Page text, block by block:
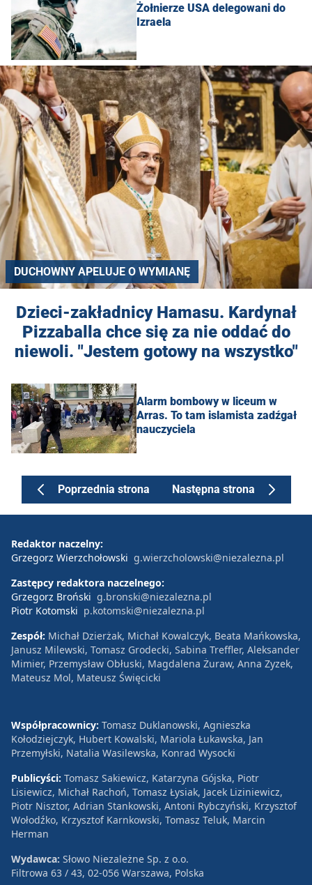
Żołnierze USA delegowani do
Izraela
DUCHOWNY APELUJE O WYMIANĘ
Dzieci-zakładnicy Hamasu. Kardynał
Pizzaballa chce się za nie oddać do
niewoli. "Jestem gotowy na wszystko"
Alarm bombowy w liceum w
Arras. To tam islamista zadźgał
nauczyciela
Poprzednia strona Następna strona
Redaktor naczelny:
Grzegorz Wierzchołowski g.wierzcholowski@niezalezna.pl
Zastępcy redaktora naczelnego:
Grzegorz Broński g.bronski@niezalezna.pl
Piotr Kotomski p.kotomski@niezalezna.pl
Zespół: Michał Dzierżak, Michał Kowalczyk, Beata Mańkowska,
Janusz Milewski, Tomasz Grodecki, Sabina Treffler, Aleksander
Mimier, Przemysław Obłuski, Magdalena Żuraw, Anna Zyzek,
Mateusz Mol, Mateusz Święcicki
Współpracownicy: Tomasz Duklanowski, Agnieszka
Kołodziejczyk, Hubert Kowalski, Mariola Łukawska, Jan
Przemyłski, Natalia Wasilewska, Konrad Wysocki
Publicyści: Tomasz Sakiewicz, Katarzyna Gójska, Piotr
Lisiewicz, Michał Rachoń, Tomasz Łysiak, Jacek Liziniewicz,
Piotr Nisztor, Adrian Stankowski, Antoni Rybczyński, Krzysztof
Wołodźko, Krzysztof Karnkowski, Tomasz Teluk, Marcin
Herman
Wydawca: Słowo Niezależne Sp. z o.o.
Filtrowa 63 / 43, 02-056 Warszawa, Polska